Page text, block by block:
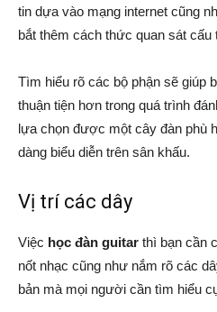
tin dựa vào mạng internet cũng
bắt thêm cách thức quan sát cấu
Tìm hiểu rõ các bộ phận sẽ giúp
thuận tiện hơn trong quá trình
lựa chọn được một cây đàn phù
dàng biểu diễn trên sân khấu.
Vị trí các dây
Việc học đàn guitar thì bạn cần
nốt nhạc cũng như nắm rõ các
bản mà mọi người cần tìm hiểu